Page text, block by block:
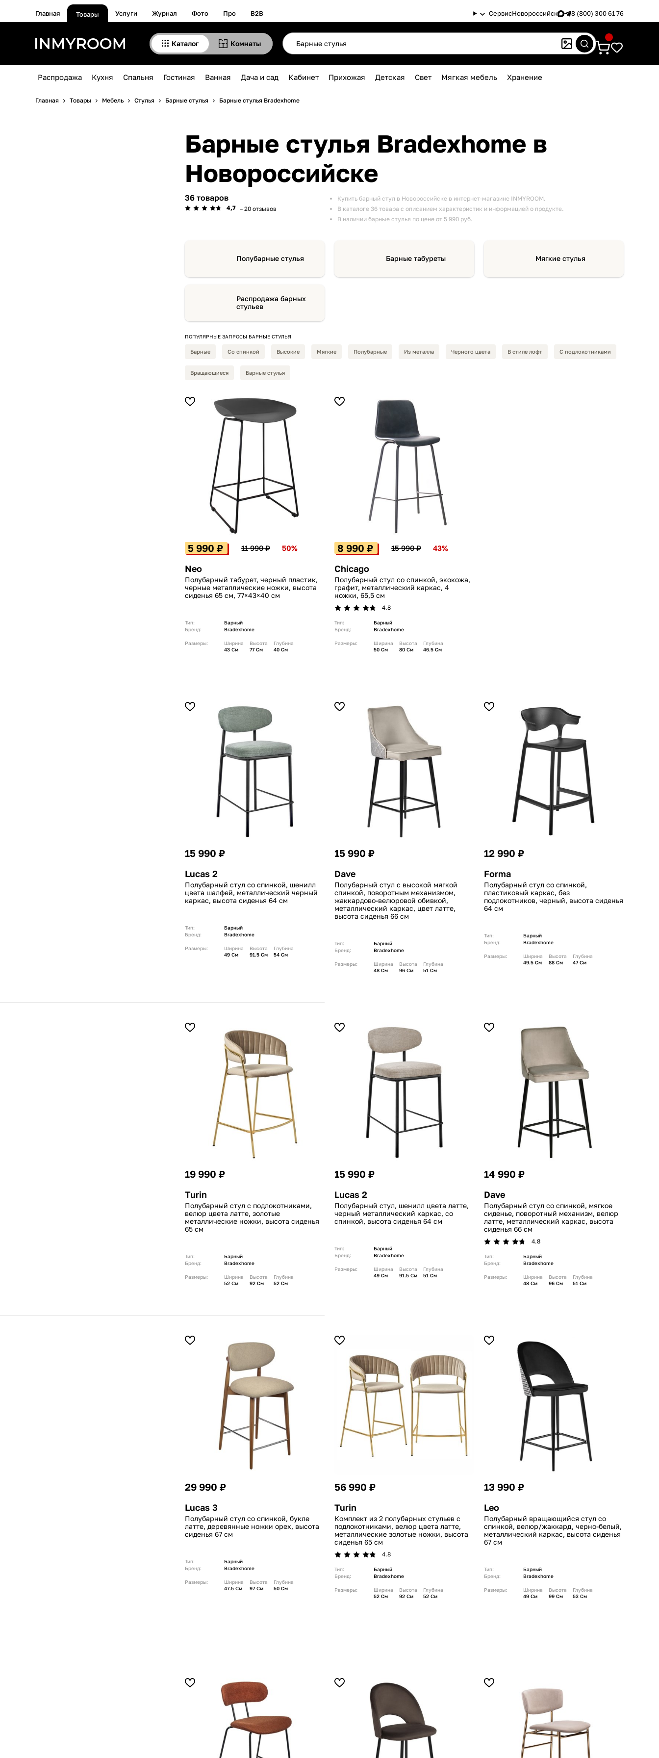
Главная Товары Услуги Журнал Фото Про B2B СервисНовороссийск 8 (800) 300 61 76
Каталог Комнаты
Распродажа Кухня Спальня Гостиная Ванная Дача и сад Кабинет Прихожая Детская Свет Мягкая мебель Хранение
Главная Товары Мебель Стулья Барные стулья Барные стулья Bradexhome
Барные стулья Bradexhome в
Новороссийске
36 товаров
4,7 – 20 отзывов
Купить барный стул в Новороссийске в интернет-магазине INMYROOM.
В каталоге 36 товара с описанием характеристик и информацией о продукте.
В наличии барные стулья по цене от 5 990 руб.
Полубарные стулья Барные табуреты Мягкие стулья
Распродажа барных
стульев
ПОПУЛЯРНЫЕ ЗАПРОСЫ БАРНЫЕ СТУЛЬЯ
Барные Со спинкой Высокие Мягкие Полубарные Из металла Черного цвета В стиле лофт С подлокотниками
Вращающиеся Барные стулья
5 990 ₽ 11 990 ₽ 50%
Neo
Полубарный табурет, черный пластик,
черные металлические ножки, высота
сиденья 65 см, 77×43×40 см
Тип:
Барный
Бренд:
Bradexhome
Размеры:
Ширина
43 См
Высота
77 См
Глубина
40 См
8 990 ₽ 15 990 ₽ 43%
Chicago
Полубарный стул со спинкой, экокожа,
графит, металлический каркас, 4
ножки, 65,5 см
4.8
Тип:
Барный
Бренд:
Bradexhome
Размеры:
Ширина
50 См
Высота
80 См
Глубина
46.5 См
15 990 ₽
Lucas 2
Полубарный стул со спинкой, шенилл
цвета шалфей, металлический черный
каркас, высота сиденья 64 см
Тип:
Барный
Бренд:
Bradexhome
Размеры:
Ширина
49 См
Высота
91.5 См
Глубина
54 См
15 990 ₽
Dave
Полубарный стул с высокой мягкой
спинкой, поворотным механизмом,
жаккардово-велюровой обивкой,
металлический каркас, цвет латте,
высота сиденья 66 см
Тип:
Барный
Бренд:
Bradexhome
Размеры:
Ширина
48 См
Высота
96 См
Глубина
51 См
12 990 ₽
Forma
Полубарный стул со спинкой,
пластиковый каркас, без
подлокотников, черный, высота сиденья
64 см
Тип:
Барный
Бренд:
Bradexhome
Размеры:
Ширина
49.5 См
Высота
88 См
Глубина
47 См
19 990 ₽
Turin
Полубарный стул с подлокотниками,
велюр цвета латте, золотые
металлические ножки, высота сиденья
65 см
Тип:
Барный
Бренд:
Bradexhome
Размеры:
Ширина
52 См
Высота
92 См
Глубина
52 См
15 990 ₽
Lucas 2
Полубарный стул, шенилл цвета латте,
черный металлический каркас, со
спинкой, высота сиденья 64 см
Тип:
Барный
Бренд:
Bradexhome
Размеры:
Ширина
49 См
Высота
91.5 См
Глубина
51 См
14 990 ₽
Dave
Полубарный стул со спинкой, мягкое
сиденье, поворотный механизм, велюр
латте, металлический каркас, высота
сиденья 66 см
4.8
Тип:
Барный
Бренд:
Bradexhome
Размеры:
Ширина
48 См
Высота
96 См
Глубина
51 См
29 990 ₽
Lucas 3
Полубарный стул со спинкой, букле
латте, деревянные ножки орех, высота
сиденья 67 см
Тип:
Барный
Бренд:
Bradexhome
Размеры:
Ширина
47.5 См
Высота
97 См
Глубина
50 См
56 990 ₽
Turin
Комплект из 2 полубарных стульев с
подлокотниками, велюр цвета латте,
металлические золотые ножки, высота
сиденья 65 см
4.8
Тип:
Барный
Бренд:
Bradexhome
Размеры:
Ширина
52 См
Высота
92 См
Глубина
52 См
13 990 ₽
Leo
Полубарный вращающийся стул со
спинкой, велюр/жаккард, черно-белый,
металлический каркас, высота сиденья
67 см
Тип:
Барный
Бренд:
Bradexhome
Размеры:
Ширина
49 См
Высота
99 См
Глубина
53 См